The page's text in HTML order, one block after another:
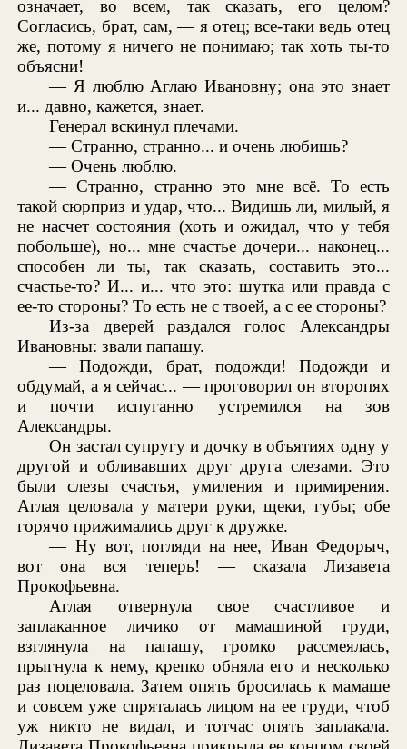
означает, во всем, так сказать, его целом?
Согласись, брат, сам, — я отец; все-таки ведь отец
же, потому я ничего не понимаю; так хоть ты-то
объясни!
— Я люблю Аглаю Ивановну; она это знает
и... давно, кажется, знает.
Генерал вскинул плечами.
— Странно, странно... и очень любишь?
— Очень люблю.
— Странно, странно это мне всё. То есть
такой сюрприз и удар, что... Видишь ли, милый, я
не насчет состояния (хоть и ожидал, что у тебя
побольше), но... мне счастье дочери... наконец...
способен ли ты, так сказать, составить это...
счастье-то? И... и... что это: шутка или правда с
ее-то стороны? То есть не с твоей, а с ее стороны?
Из-за дверей раздался голос Александры
Ивановны: звали папашу.
— Подожди, брат, подожди! Подожди и
обдумай, а я сейчас... — проговорил он второпях
и почти испуганно устремился на зов
Александры.
Он застал супругу и дочку в объятиях одну у
другой и обливавших друг друга слезами. Это
были слезы счастья, умиления и примирения.
Аглая целовала у матери руки, щеки, губы; обе
горячо прижимались друг к дружке.
— Ну вот, погляди на нее, Иван Федорыч,
вот она вся теперь! — сказала Лизавета
Прокофьевна.
Аглая отвернула свое счастливое и
заплаканное личико от мамашиной груди,
взглянула на папашу, громко рассмеялась,
прыгнула к нему, крепко обняла его и несколько
раз поцеловала. Затем опять бросилась к мамаше
и совсем уже спряталась лицом на ее груди, чтоб
уж никто не видал, и тотчас опять заплакала.